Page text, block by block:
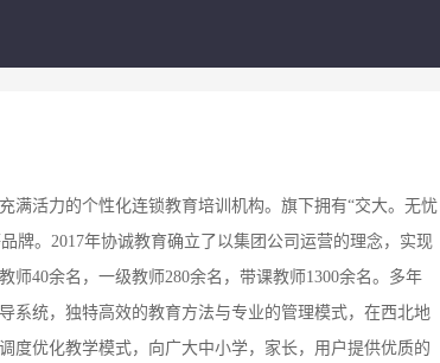
满活力的个性化连锁教育培训机构。旗下拥有“交大。无忧
牌。2017年协诚教育确立了以集团公司运营的理念，实现
师40余名，一级教师280余名，带课教师1300余名。多年
系统，独特高效的教育方法与专业的管理模式，在西北地
度优化教学模式，向广大中小学，家长，用户提供优质的